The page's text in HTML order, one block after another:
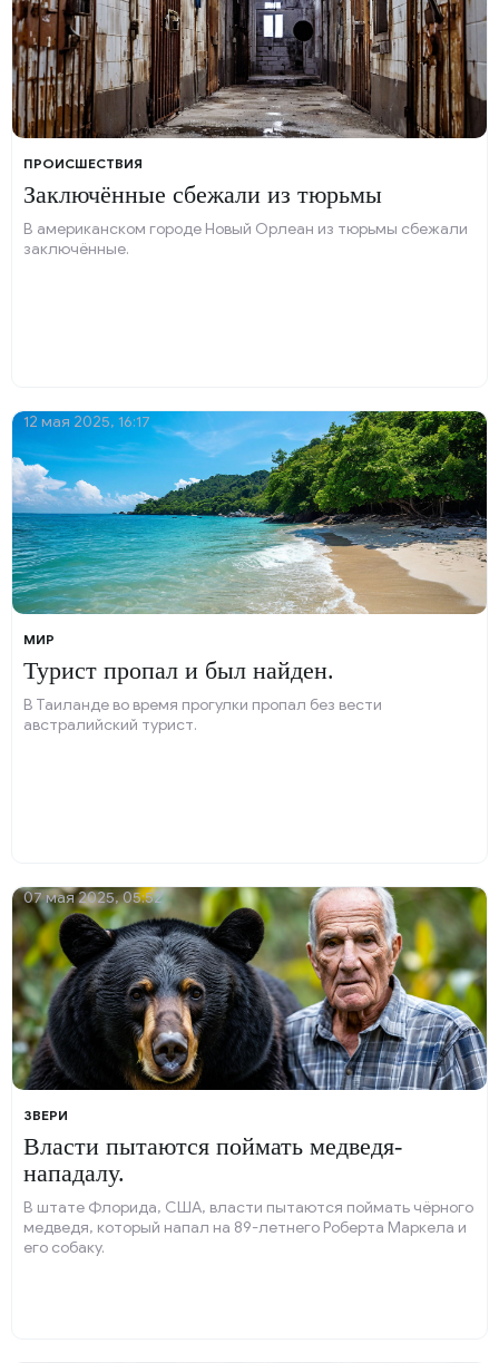
ПРОИСШЕСТВИЯ
Заключённые сбежали из тюрьмы
В американском городе Новый Орлеан из тюрьмы сбежали
заключённые.
МИР
Турист пропал и был найден.
В Таиланде во время прогулки пропал без вести
австралийский турист.
12 мая 2025, 16:17
ЗВЕРИ
Власти пытаются поймать медведя-
нападалу.
В штате Флорида, США, власти пытаются поймать чёрного
медведя, который напал на 89-летнего Роберта Маркела и
его собаку.
07 мая 2025, 05:52